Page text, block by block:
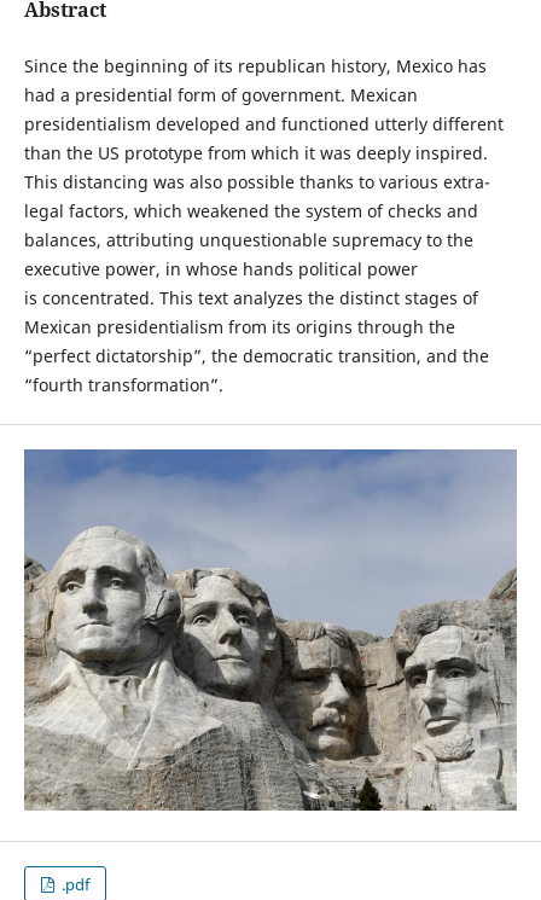
Abstract
Since the beginning of its republican history, Mexico has
had a presidential form of government. Mexican
presidentialism developed and functioned utterly different
than the US prototype from which it was deeply inspired.
This distancing was also possible thanks to various extra-
legal factors, which weakened the system of checks and
balances, attributing unquestionable supremacy to the
executive power, in whose hands political power
is concentrated. This text analyzes the distinct stages of
Mexican presidentialism from its origins through the
“perfect dictatorship”, the democratic transition, and the
“fourth transformation”.
.pdf